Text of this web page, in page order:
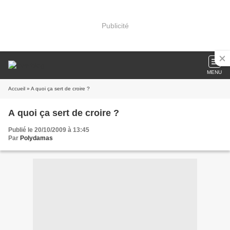
Publicité
MENU
Accueil » A quoi ça sert de croire ?
A quoi ça sert de croire ?
Publié le 20/10/2009 à 13:45
Par Polydamas